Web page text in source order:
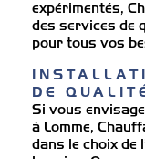
expérimentés,
des services de
pour tous vos
DE
Si vous
à Lomme,
dans le choix de